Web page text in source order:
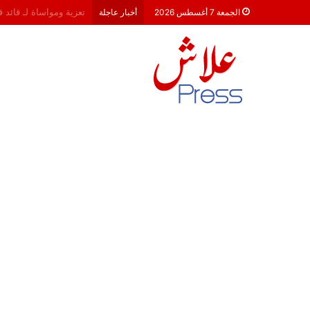
الجمعة 7 أغسطس 2026 أخبار عاجلة هشام جناح: من تألق